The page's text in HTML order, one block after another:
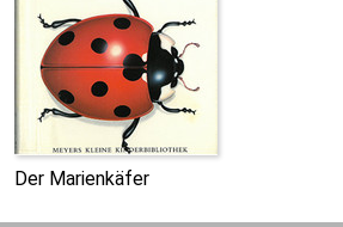
Der Marienkäfer